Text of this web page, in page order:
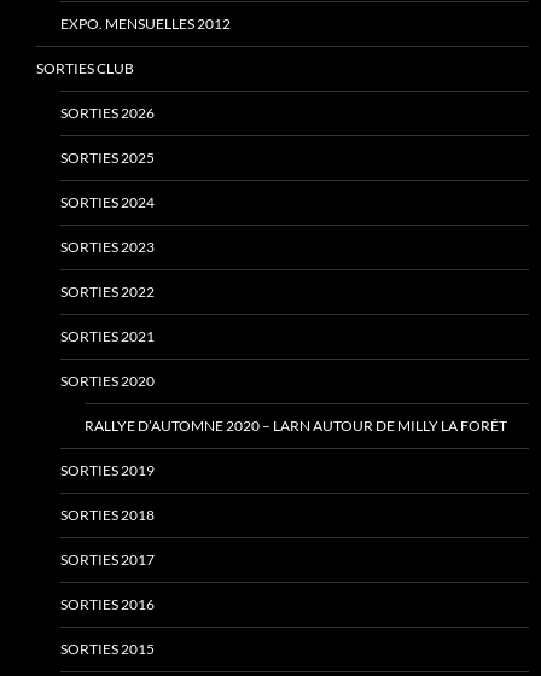
EXPO. MENSUELLES 2012
SORTIES CLUB
SORTIES 2026
SORTIES 2025
SORTIES 2024
SORTIES 2023
SORTIES 2022
SORTIES 2021
SORTIES 2020
RALLYE D’AUTOMNE 2020 – LARN AUTOUR DE MILLY LA FORÊT
SORTIES 2019
SORTIES 2018
SORTIES 2017
SORTIES 2016
SORTIES 2015